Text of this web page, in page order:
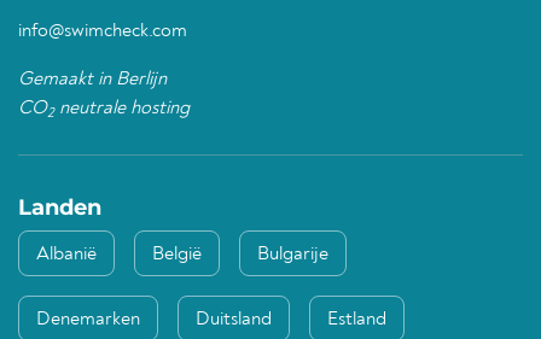
info@swimcheck.com
Gemaakt in Berlijn
CO2neutrale hosting
Landen
Albanië België Bulgarije
Denemarken Duitsland Estland